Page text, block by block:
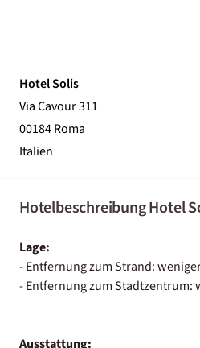
Hotel Solis
Via Cavour 311
00184 Roma
Italien
Hotelbeschreibung Hotel
Lage:
- Entfernung zum Strand:
- Entfernung zum Stadtzentrum:
Ausstattung: